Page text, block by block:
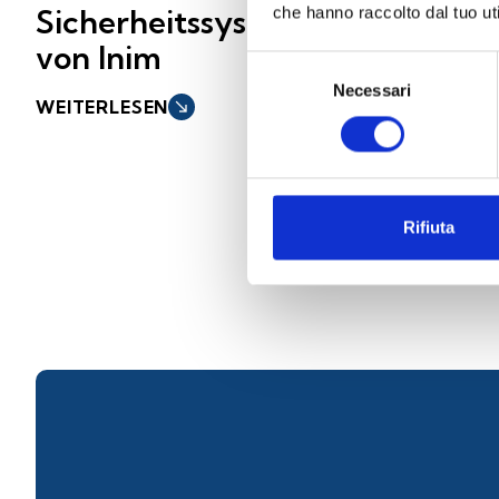
che hanno raccolto dal tuo
Necessari
Rifiuta
Sicherheitssystemen
von Inim
WEITERLESEN south_east
Aerosol